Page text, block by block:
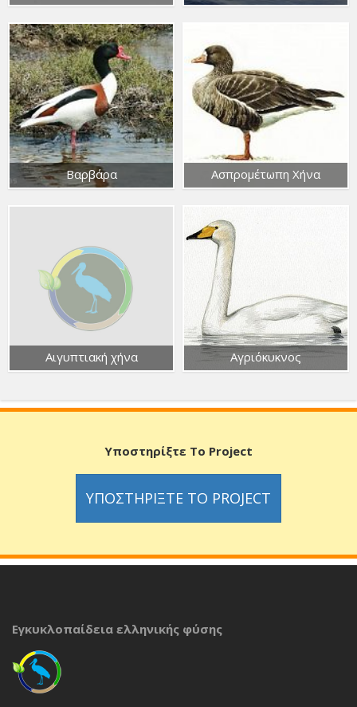
Βαρβάρα Ασπρομέτωπη Χήνα
Αιγυπτιακή χήνα Αγριόκυκνος
Υποστηρίξτε Το Project
ΥΠΟΣΤΗΡΊΞΤΕ ΤΟ PROJECT
Εγκυκλοπαίδεια ελληνικής φύσης